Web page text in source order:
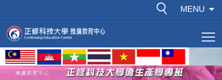
到
主
要
內
容
MENU